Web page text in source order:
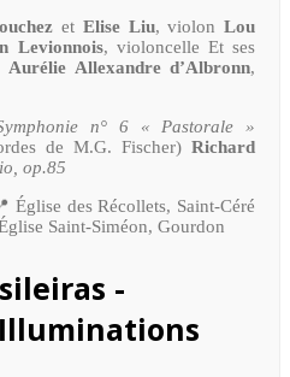
et Elise Liu, violon Lou
Levionnois, violoncelle Et ses
Aurélie Allexandre d’Albronn,
n° 6 « Pastorale »
de M.G. Fischer) Richard
op.85
Église des Récollets, Saint-Céré
Saint-Siméon, Gourdon
-